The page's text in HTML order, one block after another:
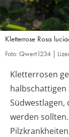
Kletterrose Rosa
Foto: Qwert1234 |
Kletterrosen
Südwestlagen,
werden